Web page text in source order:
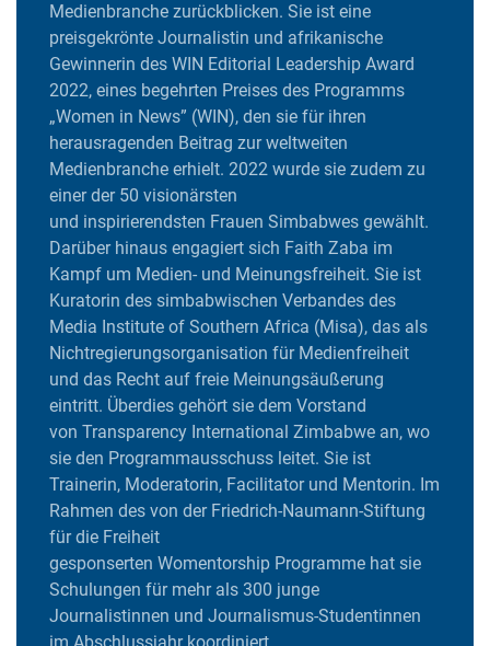
Medienbranche zurückblicken. Sie ist eine
preisgekrönte Journalistin und afrikanische
Gewinnerin des WIN Editorial Leadership Award
2022, eines begehrten Preises des Programms
„Women in News” (WIN), den sie für ihren
herausragenden Beitrag zur weltweiten
Medienbranche erhielt. 2022 wurde sie zudem zu
einer der 50 visionärsten
und inspirierendsten Frauen Simbabwes gewählt.
Darüber hinaus engagiert sich Faith Zaba im
Kampf um Medien- und Meinungsfreiheit. Sie ist
Kuratorin des simbabwischen Verbandes des
Media Institute of Southern Africa (Misa), das als
Nichtregierungsorganisation für Medienfreiheit
und das Recht auf freie Meinungsäußerung
eintritt. Überdies gehört sie dem Vorstand
von Transparency International Zimbabwe an, wo
sie den Programmausschuss leitet. Sie ist
Trainerin, Moderatorin, Facilitator und Mentorin. Im
Rahmen des von der Friedrich-Naumann-Stiftung
für die Freiheit
gesponserten Womentorship Programme hat sie
Schulungen für mehr als 300 junge
Journalistinnen und Journalismus-Studentinnen